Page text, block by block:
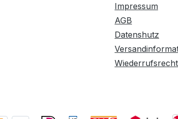
Impressum
AGB
Datenshutz
Wiederrufsrecht